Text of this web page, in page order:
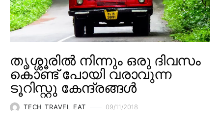
തൃശ്ശൂരിൽ നിന്നും ഒരു ദിവസം
കൊണ്ട് പോയി വരാവുന്ന
ടൂറിസ്റ്റു കേന്ദ്രങ്ങൾ
TECH TRAVEL EAT 09/11/2018